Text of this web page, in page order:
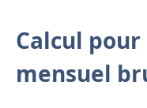
Calcul
mensuel